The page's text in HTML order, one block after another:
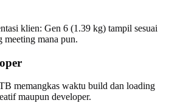
klien: Gen 6 (1.39 kg) tampil sesuai
meeting mana pun.
memangkas waktu build dan loading
maupun developer.